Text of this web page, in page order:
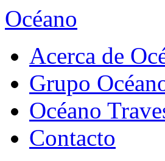
Océano
Acerca de
Grupo
Océano
Contacto